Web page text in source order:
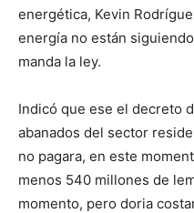
energética, Kevin
energía no están
manda la ley.
Indicó que ese el decreto
abanados del sector
no pagara, en este
menos 540 millones de
momento, pero doria